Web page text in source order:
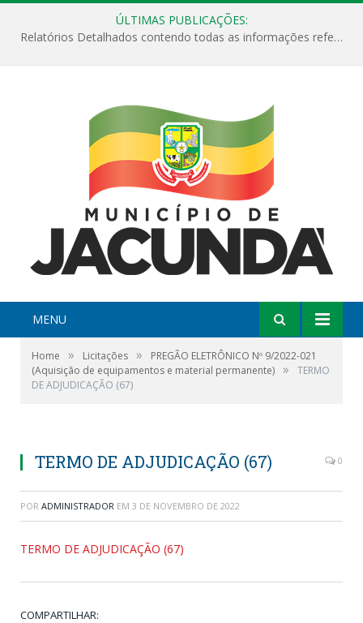
ÚLTIMAS PUBLICAÇÕES:
Relatórios Detalhados contendo todas as informações referentes a execução de recursos destinados ao fomento de projetos culturais no Município de Jacundá entre os anos de 2022 ao presente ano de 2026.
MENU
Home » Licitações »
PREGÃO ELETRÔNICO Nº 9/2022-021
(Aquisição de equipamentos e material permanente) »
TERMO
DE ADJUDICAÇÃO (67)
TERMO DE ADJUDICAÇÃO (67) 0
POR ADMINISTRADOR EM 3 DE NOVEMBRO DE 2022
TERMO DE ADJUDICAÇÃO (67)
COMPARTILHAR: